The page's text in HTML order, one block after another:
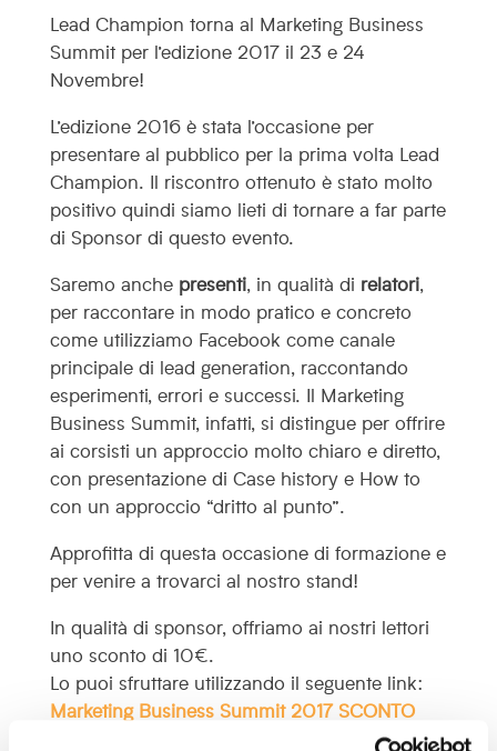
Lead Champion torna al Marketing Business
Summit per l’edizione 2017 il 23 e 24
Novembre!
L’edizione 2016 è stata l’occasione per
presentare al pubblico per la prima volta Lead
Champion. Il riscontro ottenuto è stato molto
positivo quindi siamo lieti di tornare a far parte
di Sponsor di questo evento.
Saremo anche presenti, in qualità di relatori,
per raccontare in modo pratico e concreto
come utilizziamo Facebook come canale
principale di lead generation, raccontando
esperimenti, errori e successi. Il Marketing
Business Summit, infatti, si distingue per offrire
ai corsisti un approccio molto chiaro e diretto,
con presentazione di Case history e How to
con un approccio “dritto al punto”.
Approfitta di questa occasione di formazione e
per venire a trovarci al nostro stand!
In qualità di sponsor, offriamo ai nostri lettori
uno sconto di 10€.
Lo puoi sfruttare utilizzando il seguente link:
Marketing Business Summit 2017 SCONTO